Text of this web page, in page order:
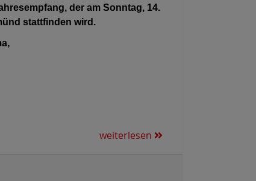
der am Sonntag, 14.
stattfinden wird.
weiterlesen